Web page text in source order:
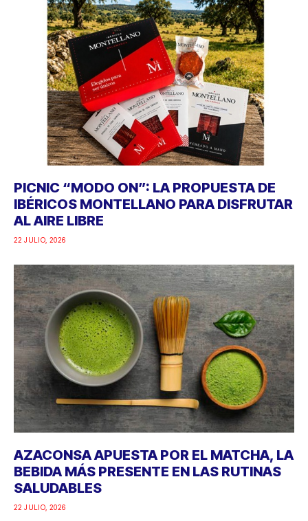
PICNIC “MODO ON”: LA PROPUESTA DE
IBÉRICOS MONTELLANO PARA DISFRUTAR
AL AIRE LIBRE
22 JULIO, 2026
AZACONSA APUESTA POR EL MATCHA, LA
BEBIDA MÁS PRESENTE EN LAS RUTINAS
SALUDABLES
22 JULIO, 2026